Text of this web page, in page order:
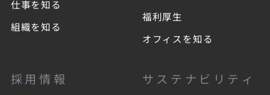
仕事を知る
組織を知る
福利厚生
オフィスを知る
採用情報 サステナビリティ